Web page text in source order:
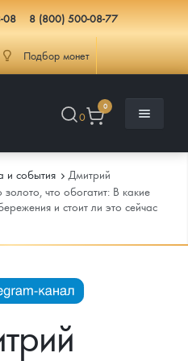
08 8 (800) 500-08-77
Подбор монет
0
0
и события
Дмитрий
что обогатит: В какие
и стоит ли это сейчас